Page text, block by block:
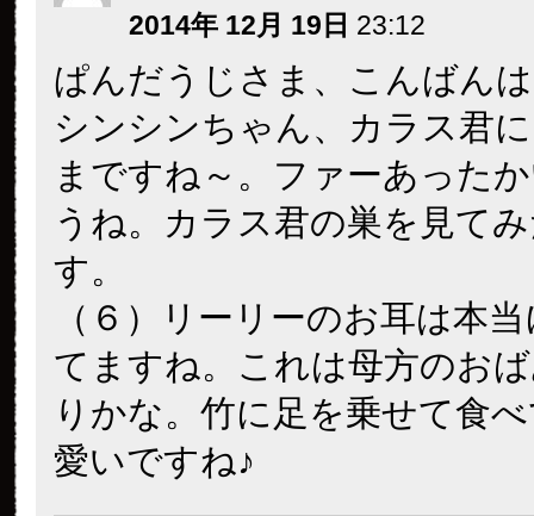
2014年 12月 19日 23:12
ぱんだうじさま、こんばん
シンシンちゃん、カラス君
まですね～。ファーあった
うね。カラス君の巣を見て
す。
（６）リーリーのお耳は本
てますね。これは母方のお
りかな。竹に足を乗せて食
愛いですね♪